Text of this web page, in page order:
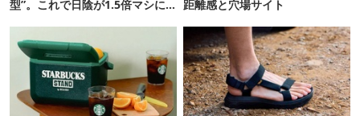
型”。これで日陰が1.5倍マシに
距離感と穴場サイト